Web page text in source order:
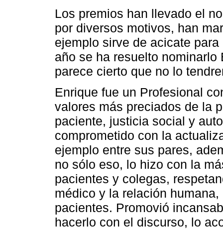
Los premios han llevado el
por diversos motivos, han
ejemplo sirve de acicate
año se ha resuelto
parece cierto que no lo
Enrique fue un Profesional
valores más preciados de la
paciente, justicia social y
comprometido con la
ejemplo entre sus pares,
no sólo eso, lo hizo con la
pacientes y colegas,
médico y la relación
pacientes. Promovió
hacerlo con el discurso, lo